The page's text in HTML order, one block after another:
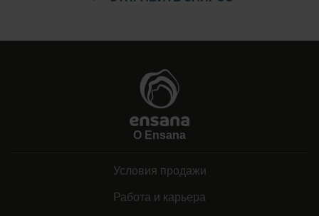
О Ensana
Условия продажи
Работа и карьера